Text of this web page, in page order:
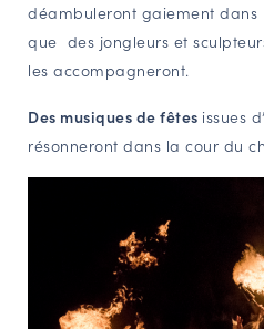
déambuleront gaiement dans
que des jongleurs et
les accompagneront.
Des musiques de fêtes issues
résonneront dans la cour du